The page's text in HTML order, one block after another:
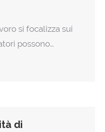
si focalizza sui
possono…
di